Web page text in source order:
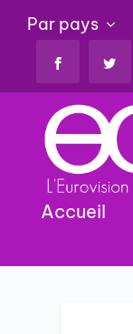
Par pays
Accueil